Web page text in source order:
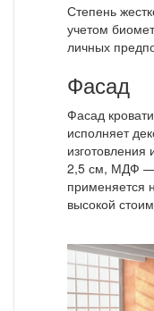
Степень
учетом
личных
Фасад
Фасад
исполняет
2,5 см, МДФ —
применяется
высокой